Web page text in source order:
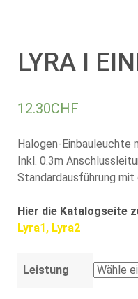
LYRA I
12.30CHF
Halogen-
Inkl. 0.3m
Standardausführung mit
Hier die Katalogseite
Lyra1, Lyra2
Leistung